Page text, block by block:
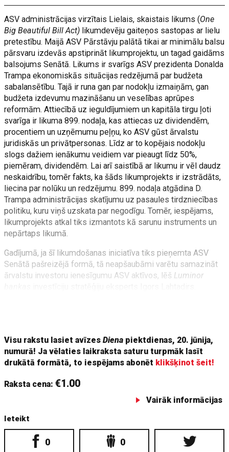
ASV administrācijas virzītais Lielais, skaistais likums (One
Big Beautiful Bill Act) likumdevēju gaiteņos sastopas ar lielu
pretestību. Maijā ASV Pārstāvju palātā tikai ar minimālu balsu
pārsvaru izdevās apstiprināt likumprojektu, un tagad gaidāms
balsojums Senātā. Likums ir svarīgs ASV prezidenta Donalda
Trampa ekonomiskās situācijas redzējumā par budžeta
sabalansētību. Tajā ir runa gan par nodokļu izmaiņām, gan
budžeta izdevumu mazināšanu un veselības aprūpes
reformām. Attiecībā uz ieguldījumiem un kapitāla tirgu ļoti
svarīga ir likuma 899. nodaļa, kas attiecas uz dividendēm,
procentiem un uzņēmumu peļņu, ko ASV gūst ārvalstu
juridiskās un privātpersonas. Līdz ar to kopējais nodokļu
slogs dažiem ienākumu veidiem var pieaugt līdz 50%,
piemēram, dividendēm. Lai arī saistībā ar likumu ir vēl daudz
neskaidrību, tomēr fakts, ka šāds likumprojekts ir izstrādāts,
liecina par nolūku un redzējumu. 899. nodaļa atgādina D.
Trampa administrācijas skatījumu uz pasaules tirdzniecības
politiku, kuru viņš uzskata par negodīgu. Tomēr, iespējams,
likumprojekts atkal tiks izmantots kā sarunu instruments un
nepārtaps likumā.
Gadījumā, ja šī likumdošanas iniciatīva tiks pieņemta ASV
Senātā pašreizējā formā, tā neapšaubāmi varētu samazināt
ārvalstu investoru ienesīgumu ASV aktīvos, lēš Luminor
Visu rakstu lasiet avīzesDiena piektdienas, 20. jūnija,
numurā! Ja vēlaties laikraksta saturu turpmāk lasīt
drukātā formātā, to iespējams abonēt klikšķinot šeit!
Raksta cena:€1.00
Vairāk informācijas
Ieteikt
0 0